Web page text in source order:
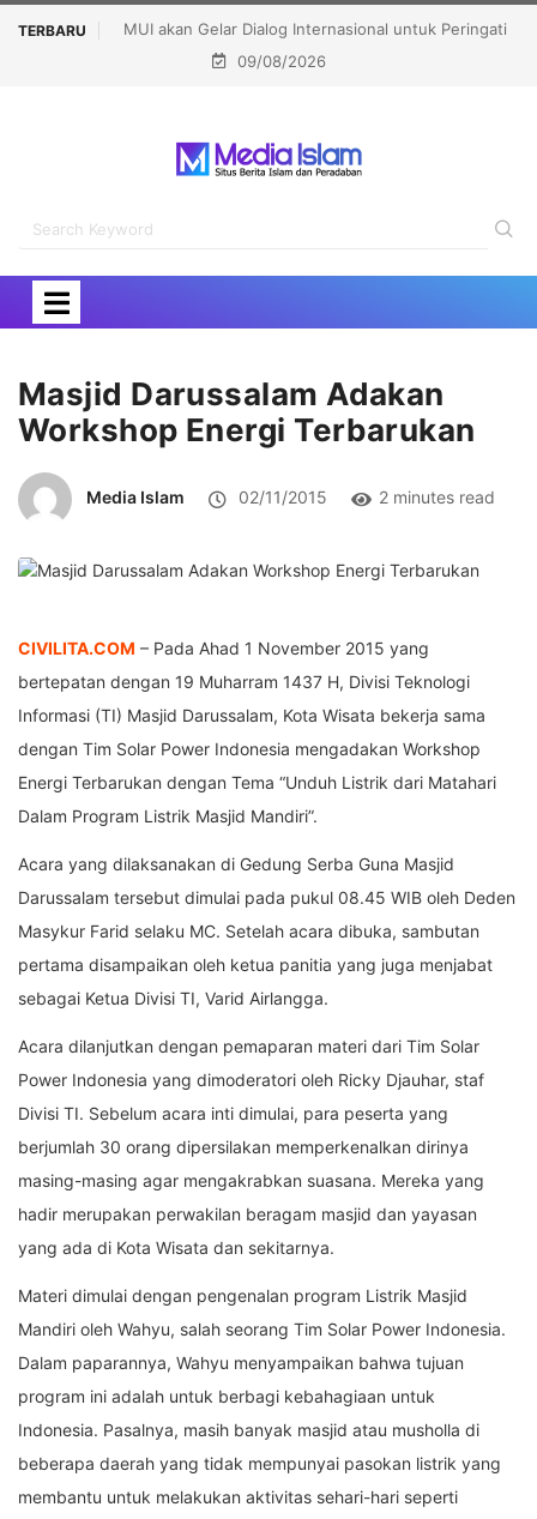
TERBARU
untuk Peringati
Bupati Aceh Besar Harap Masjid Ibnu Abu Bakar
Pusat Pembinaan Umat
09/08/2026
Masjid Darussalam Adakan
Workshop Energi Terbarukan
Media Islam 02/11/2015 2 minutes read
CIVILITA.COM – Pada Ahad 1 November 2015 yang
bertepatan dengan 19 Muharram 1437 H, Divisi Teknologi
Informasi (TI) Masjid Darussalam, Kota Wisata bekerja sama
dengan Tim Solar Power Indonesia mengadakan Workshop
Energi Terbarukan dengan Tema “Unduh Listrik dari Matahari
Dalam Program Listrik Masjid Mandiri”.
Acara yang dilaksanakan di Gedung Serba Guna Masjid
Darussalam tersebut dimulai pada pukul 08.45 WIB oleh Deden
Masykur Farid selaku MC. Setelah acara dibuka, sambutan
pertama disampaikan oleh ketua panitia yang juga menjabat
sebagai Ketua Divisi TI, Varid Airlangga.
Acara dilanjutkan dengan pemaparan materi dari Tim Solar
Power Indonesia yang dimoderatori oleh Ricky Djauhar, staf
Divisi TI. Sebelum acara inti dimulai, para peserta yang
berjumlah 30 orang dipersilakan memperkenalkan dirinya
masing-masing agar mengakrabkan suasana. Mereka yang
hadir merupakan perwakilan beragam masjid dan yayasan
yang ada di Kota Wisata dan sekitarnya.
Materi dimulai dengan pengenalan program Listrik Masjid
Mandiri oleh Wahyu, salah seorang Tim Solar Power Indonesia.
Dalam paparannya, Wahyu menyampaikan bahwa tujuan
program ini adalah untuk berbagi kebahagiaan untuk
Indonesia. Pasalnya, masih banyak masjid atau musholla di
beberapa daerah yang tidak mempunyai pasokan listrik yang
membantu untuk melakukan aktivitas sehari-hari seperti